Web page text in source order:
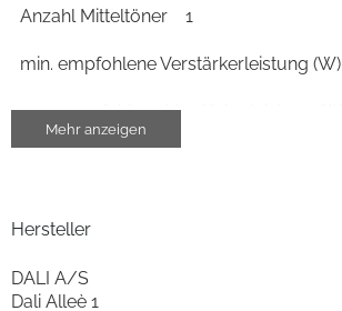
Anzahl Mitteltöner 1
min. empfohlene Verstärkerleistung (W)
max. empfohlene Verstärkerleistung (W)
Gehäuse-Eigenschaften
Breite (cm)
Mehr anzeigen
Hersteller
DALI A/S
Dali Alleè 1